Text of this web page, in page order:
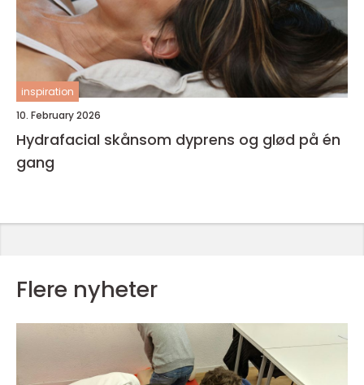
inspiration
10. February 2026
Hydrafacial skånsom dyprens og glød på én
gang
Flere nyheter